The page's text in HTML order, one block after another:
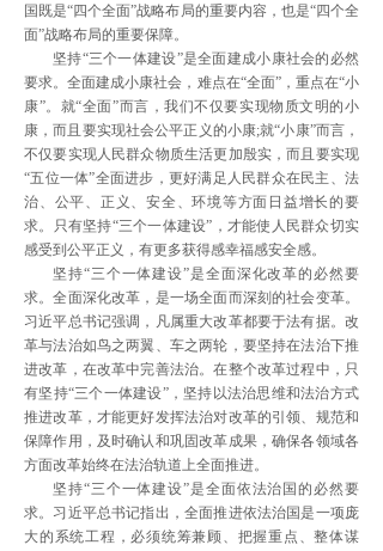
国既是“四个全面”战略布局的重要内容，也是“四个全
面”战略布局的重要保障。
坚持“三个一体建设”是全面建成小康社会的必然
要求。全面建成小康社会，难点在“全面”，重点在“小
康”。就“全面”而言，我们不仅要实现物质文明的小
康，而且要实现社会公平正义的小康;就“小康”而言，
不仅要实现人民群众物质生活更加殷实，而且要实现
“五位一体”全面进步，更好满足人民群众在民主、法
治、公平、正义、安全、环境等方面日益增长的要
求。只有坚持“三个一体建设”，才能使人民群众切实
感受到公平正义，有更多获得感幸福感安全感。
坚持“三个一体建设”是全面深化改革的必然要
求。全面深化改革，是一场全面而深刻的社会变革。
习近平总书记强调，凡属重大改革都要于法有据。改
革与法治如鸟之两翼、车之两轮，要坚持在法治下推
进改革，在改革中完善法治。在整个改革过程中，只
有坚持“三个一体建设”，坚持以法治思维和法治方式
推进改革，才能更好发挥法治对改革的引领、规范和
保障作用，及时确认和巩固改革成果，确保各领域各
方面改革始终在法治轨道上全面推进。
坚持“三个一体建设”是全面依法治国的必然要
求。习近平总书记指出，全面推进依法治国是一项庞
大的系统工程，必须统筹兼顾、把握重点、整体谋